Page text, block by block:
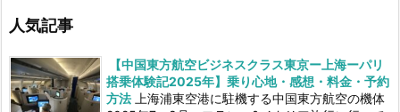
人気記事
【中国東方航空ビジネスクラス東京ー上海ーパリ
搭乗体験記2025年】乗り心地・感想・料金・予約
方法 上海浦東空港に駐機する中国東方航空の機体